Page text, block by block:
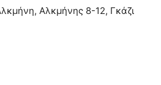
Αλκμήνης 8-12, Γκάζι